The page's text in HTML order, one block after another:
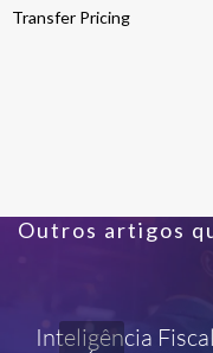
Transfer Pricing
Outros artigos
Inteligência